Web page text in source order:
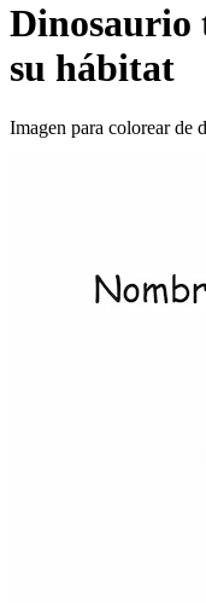
Dinosaurio
su hábitat
Imagen para colorear de